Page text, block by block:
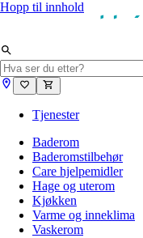
Hopp til innhold
Tjenester
Baderom
Baderomstilbehør
Care hjelpemidler
Hage og uterom
Kjøkken
Varme og inneklima
Vaskerom